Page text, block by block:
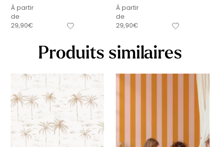
À partir
de
29,90€
À partir
de
29,90€
Produits similaires